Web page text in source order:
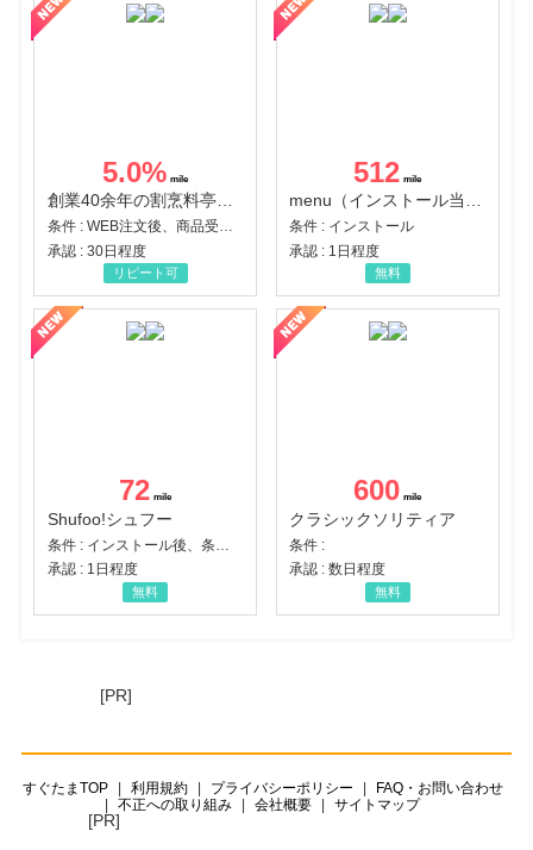
5.0%
創業40余年の割烹料亭千賀監修【おせちの千賀屋】おもてなし参道本店
条件 : WEB注文後、商品受け取り+入金確認時点
承認 : 30日程度
リピート可
512
menu（インストール当日に指定のクーポンコード経由で1,500円（税込）以上の初回注文完了）（Android）
条件 : インストール
承認 : 1日程度
無料
72
Shufoo!シュフー
承認 : 1日程度
無料
600
クラシックソリティア
条件 :
承認 : 数日程度
無料
[PR]
すぐたまTOP 利用規約 プライバシーポリシー
FAQ・お問い合わせ
不正への取り組み
会社概要 サイトマップ
[PR]